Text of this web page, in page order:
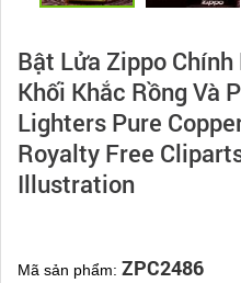
Bật Lửa Zippo
Khối Khắc Rồng Và
Lighters Pure
Royalty Free
Illustration
Mã sản phẩm: ZPC2486